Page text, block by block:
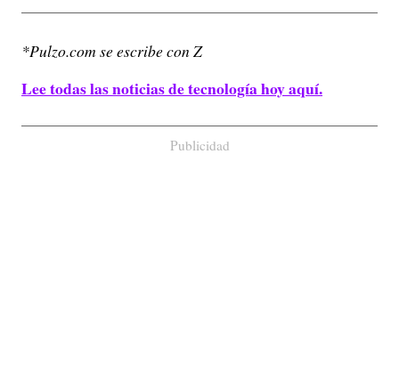
*Pulzo.com se escribe con Z
Lee todas las noticias de tecnología hoy aquí.
Publicidad